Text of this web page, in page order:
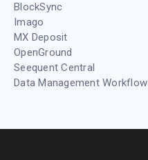
BlockSync
Imago
MX Deposit
OpenGround
Seequent Central
Data Management Workflow